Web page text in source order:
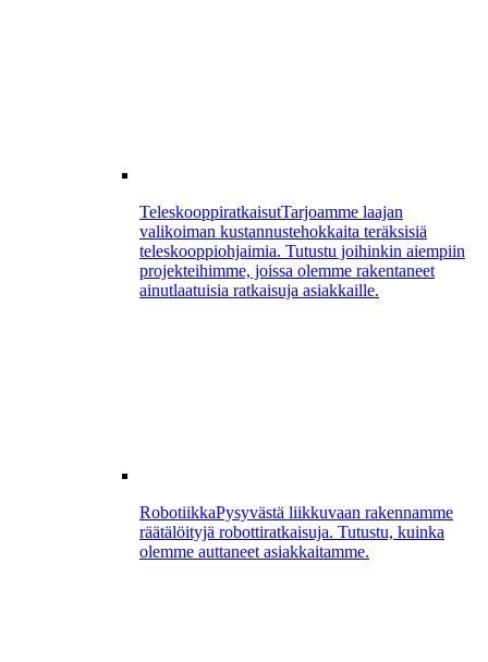
TeleskooppiratkaisutTarjoamme laajan
valikoiman kustannustehokkaita teräksisiä
teleskooppiohjaimia. Tutustu joihinkin aiempiin
projekteihimme, joissa olemme rakentaneet
ainutlaatuisia ratkaisuja asiakkaille.
RobotiikkaPysyvästä liikkuvaan rakennamme
räätälöityjä robottiratkaisuja. Tutustu, kuinka
olemme auttaneet asiakkaitamme.